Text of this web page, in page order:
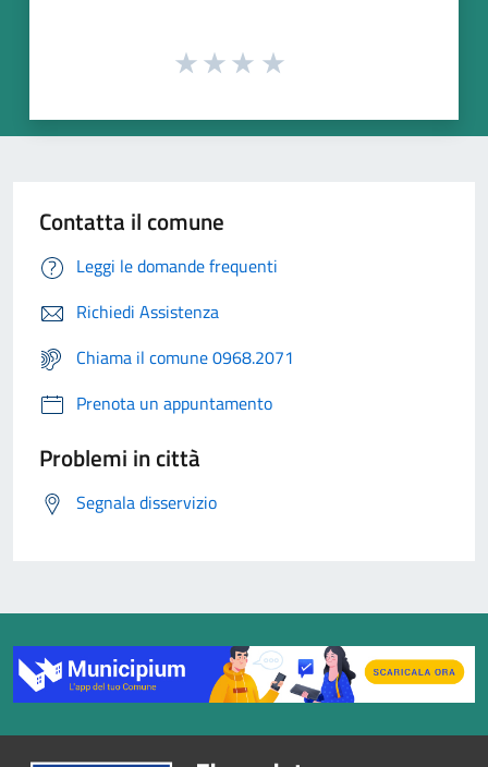
Contatta il comune
Leggi le domande frequenti
Richiedi Assistenza
Chiama il comune 0968.2071
Prenota un appuntamento
Problemi in città
Segnala disservizio